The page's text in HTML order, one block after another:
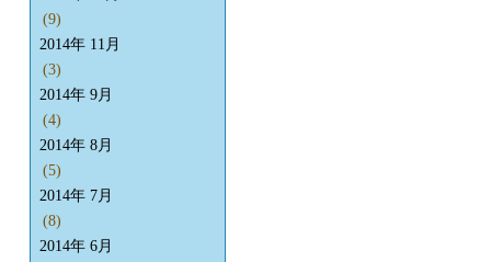
(9)
2014年 11月
(3)
2014年 9月
(4)
2014年 8月
(5)
2014年 7月
(8)
2014年 6月